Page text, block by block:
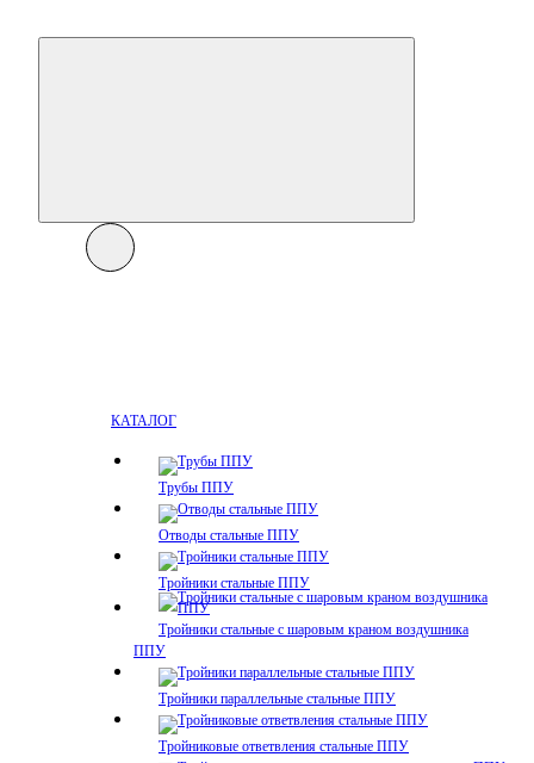
КАТАЛОГ
Трубы ППУ
Отводы стальные ППУ
Тройники стальные ППУ
Тройники стальные с шаровым краном воздушника
ППУ
Тройники параллельные стальные ППУ
Тройниковые ответвления стальные ППУ